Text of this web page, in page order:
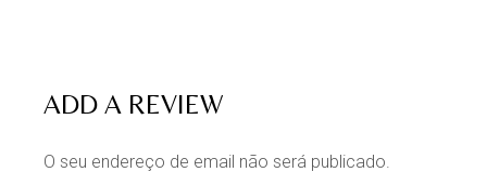
ADD A REVIEW
O seu endereço de email não será publicado.